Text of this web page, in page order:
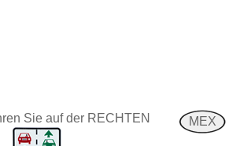
MEX
Sie auf der RECHTEN